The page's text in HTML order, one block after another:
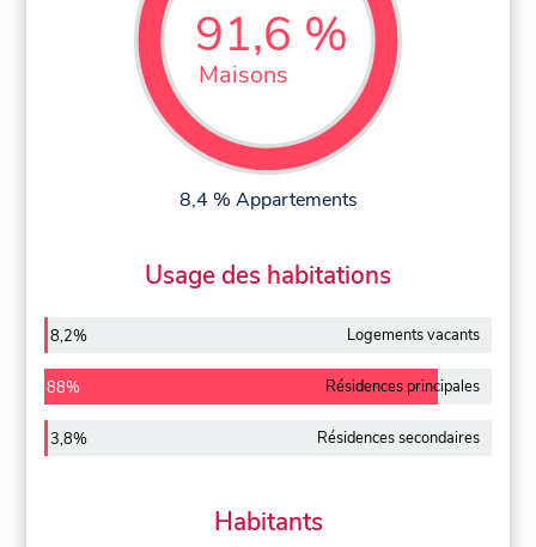
91,6 %
Maisons
8,4 % Appartements
Usage des habitations
8,2% Logements vacants
88% Résidences principales
3,8% Résidences secondaires
Habitants